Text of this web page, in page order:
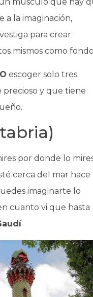
a la imaginación,
para crear
mismos como
escoger solo tres
y que tiene
por donde lo
cerca del mar hace
imaginarte lo
cuanto vi que hasta
.